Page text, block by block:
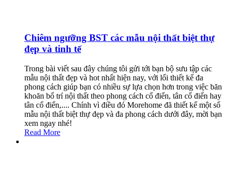
Chiêm ngưỡng BST các mẫu nội thất biệt thự
đẹp và tinh tế
Trong bài viết sau đây chúng tôi gửi tới bạn bộ sưu tập các
mẫu nội thất đẹp và hot nhất hiện nay, với lối thiết kế đa
phong cách giúp bạn có nhiều sự lựa chọn hơn trong việc băn
khoăn bố trí nội thất theo phong cách cổ điển, tân cổ điển hay
tân cổ điển,.... Chính vì điều đó Morehome đã thiết kế một số
mẫu nội thất biệt thự đẹp và đa phong cách dưới đây, mời bạn
xem ngay nhé!
Read More